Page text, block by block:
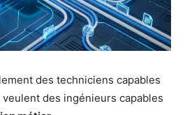
des tech­ni­ciens capables
des ingé­nieurs capables